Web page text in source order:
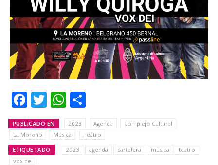
Facebook
TwitterWhatsApp
PUBLICADO EN 2023 Agenda
Complejo Cultural
La Moreno
Música Teatro
ETIQUETADO 2023 agenda cartelera música
teatro
vox dei